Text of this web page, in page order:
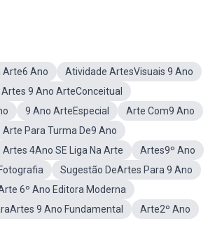
Arte6 Ano
Atividade ArtesVisuais 9 Ano
Artes 9 Ano ArteConceitual
9 Ano ArteEspecial
Arte Com9 Ano
Arte Para Turma De9 Ano
Artes 4Ano SE Liga Na Arte
Artes9º Ano
Sugestão DeArtes Para 9 Ano
6º Ano Editora Moderna
9 Ano Fundamental
Arte2º Ano